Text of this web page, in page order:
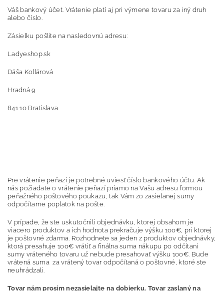
Váš bankový účet. Vrátenie platí aj pri výmene tovaru za iný druh
alebo číslo.
Zásielku pošlite na nasledovnú adresu:
Ladyeshop.sk
Dáša Kollárová
Hradná 9
841 10 Bratislava
Pre vrátenie peňazí je potrebné uviesť číslo bankového účtu. Ak
nás požiadate o vrátenie peňazí priamo na Vašu adresu formou
peňažného poštového poukazu, tak Vám zo zasielanej sumy
odpočítame poplatok na pošte.
V prípade, že ste uskutočnili objednávku, ktorej obsahom je
viacero produktov a ich hodnota prekračuje výšku 100€, pri ktorej
je poštovné zdarma. Rozhodnete sa jeden z produktov objednávky,
ktorá presahuje 100€ vrátiť a finálna suma nákupu po odčítaní
sumy vráteného tovaru už nebude presahovať výšku 100€. Bude
vrátená suma za vrátený tovar odpočítaná o poštovné, ktoré ste
neuhrádzali.
Tovar nám prosím nezasielajte na dobierku. Tovar zaslaný na